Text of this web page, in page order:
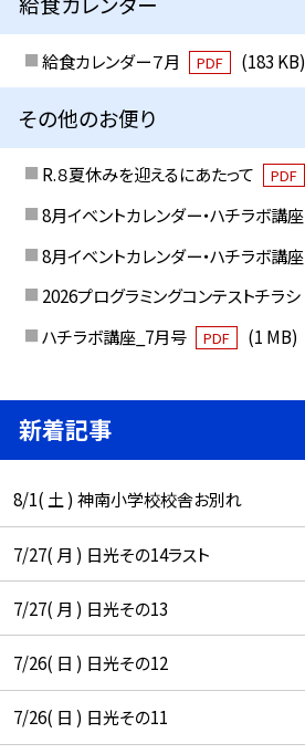
給食カレンダー７月 PDF (183 KB)
その他のお便り
R.８夏休みを迎えるにあたって PDF
8月イベントカレンダー・ハチラボ講座
8月イベントカレンダー・ハチラボ講座
2026プログラミングコンテストチラシ
ハチラボ講座_7月号
PDF (1 MB)
新着記事
8/1( 土 ) 神南小学校校舎お別れ
7/27( 月 ) 日光その14ラスト
7/27( 月 ) 日光その13
7/26( 日 ) 日光その12
7/26( 日 ) 日光その11